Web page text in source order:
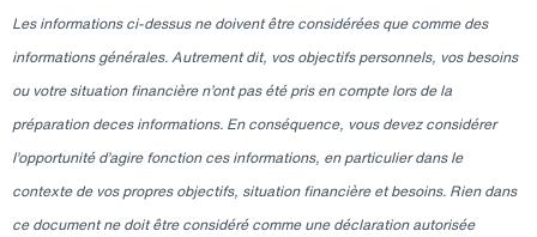
Les informations ci-dessus ne doivent être considérées que comme des
informations générales. Autrement dit, vos objectifs personnels, vos besoins
ou votre situation financière n’ont pas été pris en compte lors de la
préparation deces informations. En conséquence, vous devez considérer
l’opportunité d’agire fonction ces informations, en particulier dans le
contexte de vos propres objectifs, situation financière et besoins. Rien dans
ce document ne doit être considéré comme une déclaration autorisée